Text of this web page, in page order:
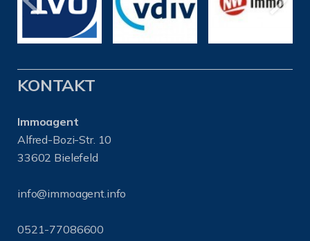
KONTAKT
Immoagent
Alfred-Bozi-Str. 10
33602 Bielefeld
info@immoagent.info
0521-77086600